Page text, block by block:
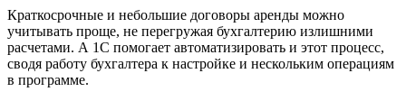
Краткосрочные и небольшие договоры аренды можно
учитывать проще, не перегружая бухгалтерию излишними
расчетами. А 1С помогает автоматизировать и этот процесс,
сводя работу бухгалтера к настройке и нескольким операциям
в программе.